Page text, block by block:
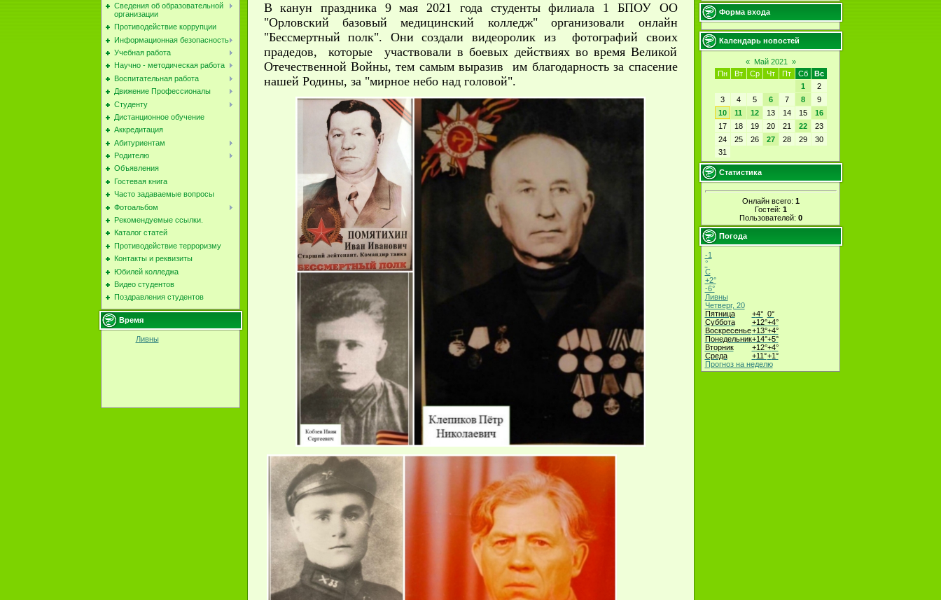
Сведения об образовательной
организации
Противодействие коррупции
Информационная безопасность
Учебная работа
Научно - методическая работа
Воспитательная работа
Движение Профессионалы
Студенту
Дистанционное обучение
Аккредитация
Абитуриентам
Родителю
Объявления
Гостевая книга
Часто задаваемые вопросы
Фотоальбом
Рекомендуемые ссылки.
Каталог статей
Противодействие терроризму
Контакты и реквизиты
Юбилей колледжа
Видео студентов
Поздравления студентов
Время
Ливны
В канун праздника 9 мая 2021 года студенты филиала 1 БПОУ ОО
"Орловский базовый медицинский колледж"​ организовали онлайн
"Бессмертный полк". Они создали видеоролик из фотографий своих
прадедов, которые участвовали в боевых действиях во время Великой
Отечественной Войны, тем самым выразив им благодарность за спасение
нашей Родины, за "мирное небо над головой".
Форма входа
Календарь новостей
« Май 2021
»
Пн
Вт Ср Чт Пт Сб
Вс
1
2
3
4 5 6 7 8
9
10
11 12 13 14 15
16
17
18 19 20 21 22
23
24
25 26 27 28 29
30
31
Статистика
Онлайн всего: 1
Гостей: 1
Пользователей: 0
Погода
-1
°
C
+2°
-6°
Ливны
Четверг, 20
Пятница
+4° 0°
Суббота
+12°+4°
Воскресенье+13°+4°
Понедельник+14°+5°
Вторник
+12°+4°
Среда
+11°+1°
Прогноз на неделю